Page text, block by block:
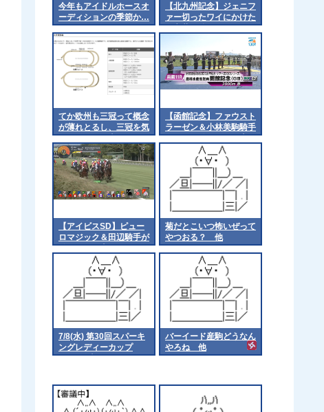
今年もアイドルホースオ
ーディションの季節か…
【北九州記念】ジェニフ
ァー切ったワイにかけた
い言葉 他
てか欧州も三冠って概念
が薄れとるし、三冠を気
にするのは日本くらいに
なるんやろか 他
【函館記念】ファウスト
ラーゼン＆小林美駒騎手
のまくりｷﾀ━━━━(ﾟ
∀ﾟ)━━━━!!
【アイビスSD】ピュー
ロマジック＆田辺騎手が
ｷﾀ━━━━(ﾟ
∀ﾟ)━━━━!!
菊だとこいつ怖いぜって
やつおる？ 他
7/8(水) 第30回スパーキ
ングレディーカップ
Jpn3 発走20:10
バーイード産駒どうなん
やろね 他